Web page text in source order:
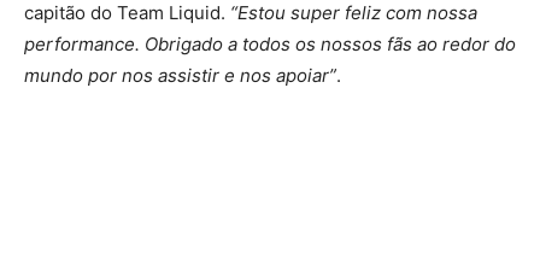
capitão do Team Liquid. “Estou super feliz com nossa
performance. Obrigado a todos os nossos fãs ao redor do
mundo por nos assistir e nos apoiar”.